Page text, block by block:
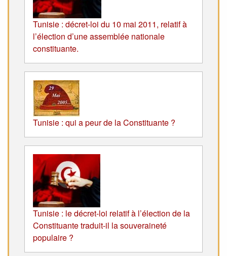
Tunisie : décret-loi du 10 mai 2011, relatif à
l’élection d’une assemblée nationale
constituante.
Tunisie : qui a peur de la Constituante ?
Tunisie : le décret-loi relatif à l’élection de la
Constituante traduit-il la souveraineté
populaire ?